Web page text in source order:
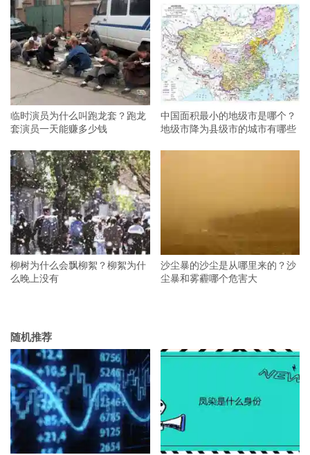
临时演员为什么叫跑龙套？跑龙
套演员一天能赚多少钱
中国面积最小的地级市是哪个？
地级市降为县级市的城市有哪些
柳树为什么会飘柳絮？柳絮为什
么晚上没有
沙尘暴的沙尘是从哪里来的？沙
尘暴和雾霾哪个危害大
随机推荐